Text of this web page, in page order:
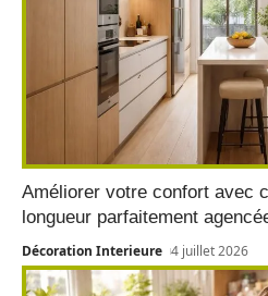
Améliorer votre confort avec
longueur parfaitement
Décoration Interieure 4 juillet 2026